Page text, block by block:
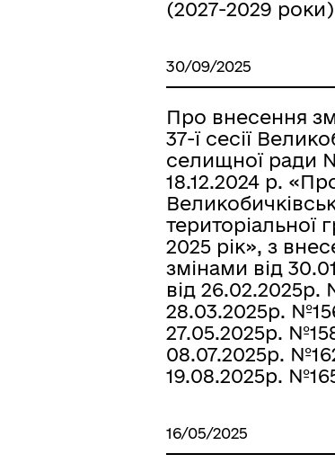
(2027-2029 роки)
30/09/2025
Про внесення
37-ї сесії
селищної ради
18.12.2024 р.
територіальної
2025 рік», з
змінами від
від 26.02.2025р.
28.03.2025р.
27.05.2025р.
08.07.2025р.
19.08.2025р.
16/05/2025